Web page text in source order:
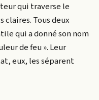
qui traverse le
claires. Tous deux
qui a donné son nom
de feu ». Leur
eux, les séparent